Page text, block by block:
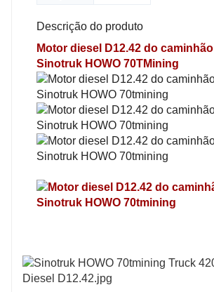
Descrição do produto
Motor diesel D12.42 do
Sinotruk HOWO 70TMining